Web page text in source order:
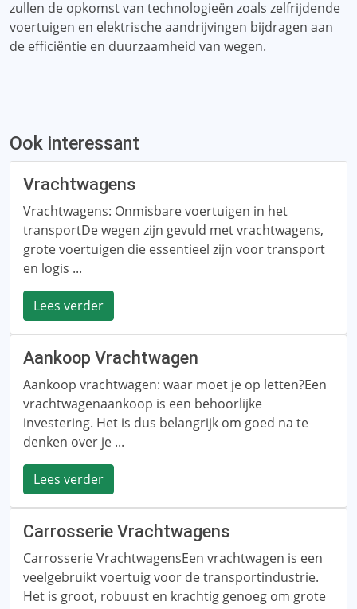
zullen de opkomst van technologieën zoals zelfrijdende
voertuigen en elektrische aandrijvingen bijdragen aan
de efficiëntie en duurzaamheid van wegen.
Ook interessant
Vrachtwagens
Vrachtwagens: Onmisbare voertuigen in het
transportDe wegen zijn gevuld met vrachtwagens,
grote voertuigen die essentieel zijn voor transport
en logis ...
Lees verder
Aankoop Vrachtwagen
Aankoop vrachtwagen: waar moet je op letten?Een
vrachtwagenaankoop is een behoorlijke
investering. Het is dus belangrijk om goed na te
denken over je ...
Lees verder
Carrosserie Vrachtwagens
Carrosserie VrachtwagensEen vrachtwagen is een
veelgebruikt voertuig voor de transportindustrie.
Het is groot, robuust en krachtig genoeg om grote